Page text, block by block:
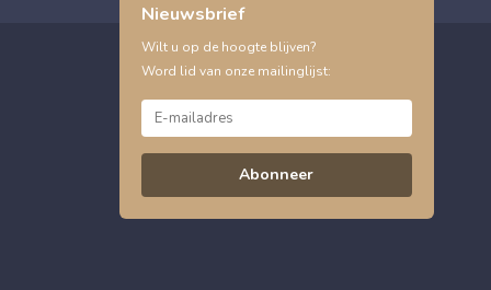
Nieuwsbrief
Wilt u op de hoogte blijven?
Word lid van onze mailinglijst:
Abonneer